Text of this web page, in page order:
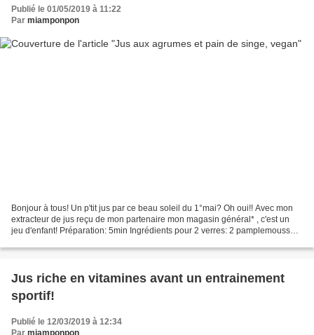
Publié le 01/05/2019 à 11:22
Par miamponpon
Bonjour à tous! Un p'tit jus par ce beau soleil du 1°mai? Oh oui!! Avec mon
extracteur de jus reçu de mon partenaire mon magasin général* , c'est un
jeu d'enfant! Préparation: 5min Ingrédients pour 2 verres: 2 pamplemousses
Jus riche en vitamines avant un entrainement
sportif!
Publié le 12/03/2019 à 12:34
Par miamponpon